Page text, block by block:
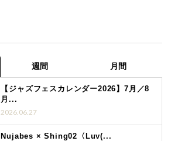
週間 月間
【ジャズフェスカレンダー2026】7月／8
月...
2026.06.27
Nujabes × Shing02〈Luv(...